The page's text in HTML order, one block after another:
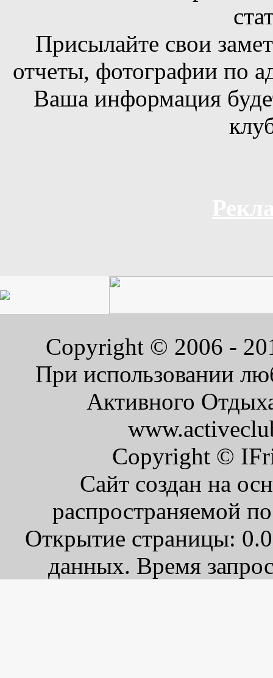
Присылайте свои
отчеты, фотографии по
Ваша информация
Copyright © 2006 -
При использовании
Активного
Copyright ©
Сайт создан на
распространяемой
Открытие страницы:
данных. Время